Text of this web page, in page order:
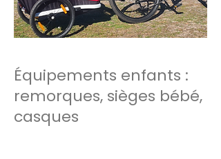
Équipements enfants :
remorques, sièges bébé,
casques